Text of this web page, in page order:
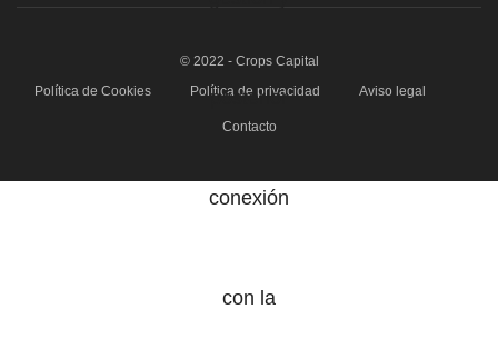
© 2022 - Crops Capital
Política de Cookies
Política de privacidad Aviso legal
Contacto